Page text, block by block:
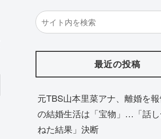
最近の投稿
元TBS山本里菜アナ、離婚を
の結婚生活は「宝物」…「話
ねた結果」決断